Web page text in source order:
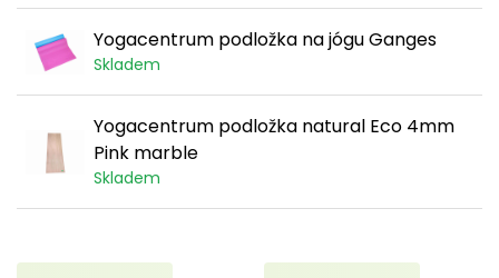
Yogacentrum podložka na jógu Ganges
Skladem
Yogacentrum podložka natural Eco 4mm
Pink marble
Skladem